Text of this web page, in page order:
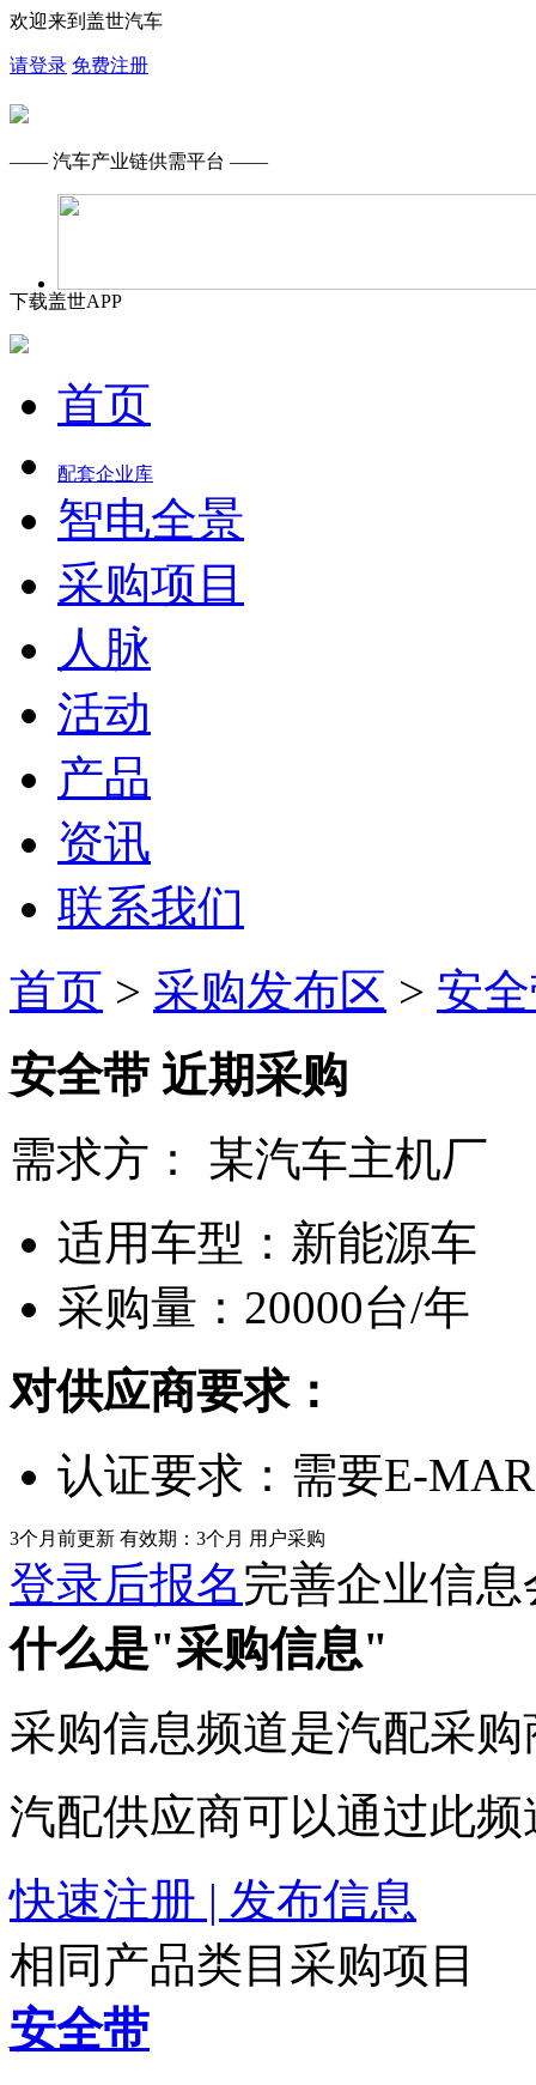
欢迎来到盖世汽车
请登录 免费注册
—— 汽车产业链供需平台 ——
下载盖世APP
首页
配套企业库
智电全景
采购项目
人脉
活动
产品
资讯
联系我们
首页 > 采购发布区 > 安
安全带 近期采购
需求方：
某汽车主机厂
适用车型： 新能源车
采购量： 20000台/年
对供应商要求：
认证要求： 需要E-
3个月前更新 有效期：3个月 用户采购
登录后报名完善企业信
什么是"采购信息"
采购信息频道是汽配采
汽配供应商可以通过此
快速注册 | 发布信息
相同产品类目采购项目
安全带